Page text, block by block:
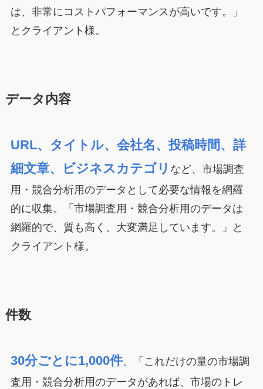
は、非常にコストパフォーマンスが高いです。」
とクライアント様。
データ内容
URL、タイトル、会社名、投稿時間、詳
細文章、ビジネスカテゴリ など、市場調査
用・競合分析用のデータとして必要な情報を網羅
的に収集。「市場調査用・競合分析用のデータは
網羅的で、質も高く、大変満足しています。」と
クライアント様。
件数
30分ごとに1,000件。「これだけの量の市場調
査用・競合分析用のデータがあれば、市場のトレ